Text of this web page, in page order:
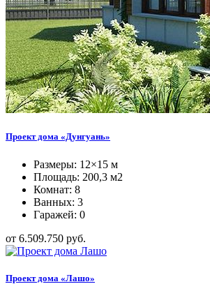
Проект дома «Дунгуань»
Размеры: 12×15 м
Площадь: 200,3 м2
Комнат: 8
Ванных: 3
Гаражей: 0
от 6.509.750 руб.
Проект дома «Лашо»